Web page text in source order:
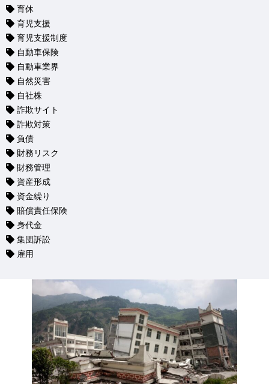
育休
育児支援
育児支援制度
自動車保険
自動車業界
自然災害
自社株
詐欺サイト
詐欺対策
負債
財務リスク
財務管理
資産形成
資金繰り
賠償責任保険
身代金
集団訴訟
雇用